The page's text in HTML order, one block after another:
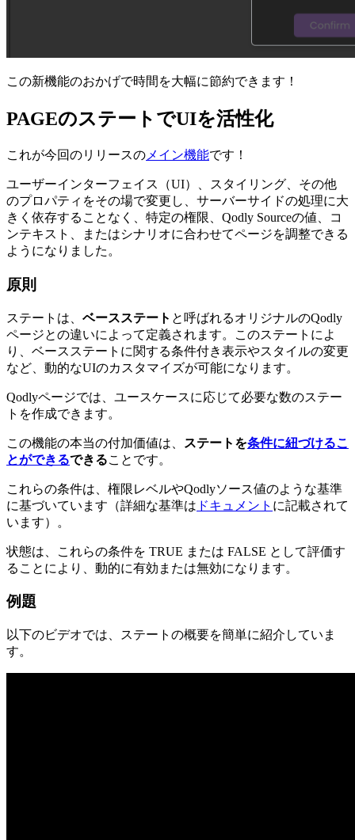
この新機能のおかげで時間を大幅に節約できます！
PAGEのステートでUIを活性化
これが今回のリリースの メイン機能です！
ユーザーインターフェイス（UI）、スタイリング、その他
のプロパティをその場で変更し、サーバーサイドの処理に大
きく依存することなく、特定の権限、Qodly Sourceの値、コ
ンテキスト、またはシナリオに合わせてページを調整できる
ようになりました。
原則
ステートは、 ベースステート と呼ばれるオリジナルのQodly
ページとの違いによって定義されます。このステートによ
り、ベースステートに関する条件付き表示やスタイルの変更
など、動的なUIのカスタマイズが可能になります。
Qodlyページでは、ユースケースに応じて必要な数のステー
トを作成できます。
この機能の本当の付加価値は、 ステートを条件に紐づけるこ
とができるできることです。
これらの条件は、権限レベルやQodlyソース値のような基準
に基づいています（詳細な基準は ドキュメント に記載されて
います）。
状態は、これらの条件を TRUE または FALSE として評価す
ることにより、動的に有効または無効になります。
例題
以下のビデオでは、ステートの概要を簡単に紹介していま
す。